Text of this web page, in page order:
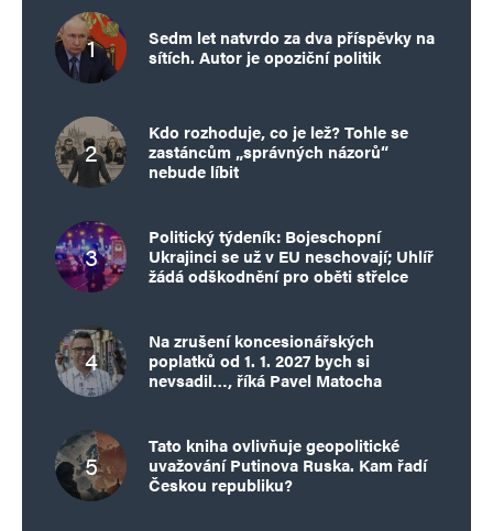
Sedm let natvrdo za dva příspěvky na
sítích. Autor je opoziční politik
Kdo rozhoduje, co je lež? Tohle se
zastáncům „správných názorů“
nebude líbit
Politický týdeník: Bojeschopní
Ukrajinci se už v EU neschovají; Uhlíř
žádá odškodnění pro oběti střelce
Na zrušení koncesionářských
poplatků od 1. 1. 2027 bych si
nevsadil…, říká Pavel Matocha
Tato kniha ovlivňuje geopolitické
uvažování Putinova Ruska. Kam řadí
Českou republiku?